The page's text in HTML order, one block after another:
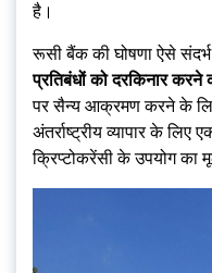
है।
रूसी बैंक की घोषणा ऐसे
प्रतिबंधों को दरकिनार करने
पर सैन्य आक्रमण करने के
अंतर्राष्ट्रीय व्यापार के
क्रिप्टोकरेंसी के उपयोग का